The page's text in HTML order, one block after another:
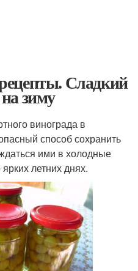
Сладкий
зиму
винограда в
способ сохранить
ими в холодные
летних днях.